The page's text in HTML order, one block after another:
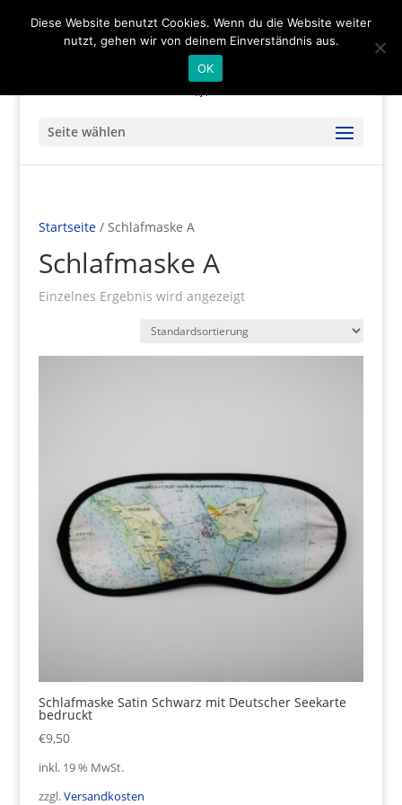
Seite wählen
Startseite/ Schlafmaske A
Schlafmaske A
Einzelnes Ergebnis wird angezeigt
Schlafmaske Satin Schwarz mit Deutscher Seekarte
bedruckt
€9,50
inkl. 19 % MwSt.
zzgl.Versandkosten
Diese Website benutzt Cookies. Wenn du die Website weiter
nutzt, gehen wir von deinem Einverständnis aus.
OK